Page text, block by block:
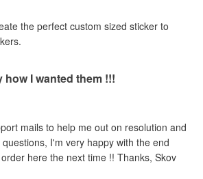
the perfect custom sized sticker to
how I wanted them !!!
mails to help me out on resolution and
I'm very happy with the end
here the next time !! Thanks, Skov